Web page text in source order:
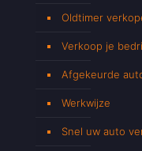
Oldtimer
Verkoop je
Afgekeurde
Werkwijze
Snel uw auto